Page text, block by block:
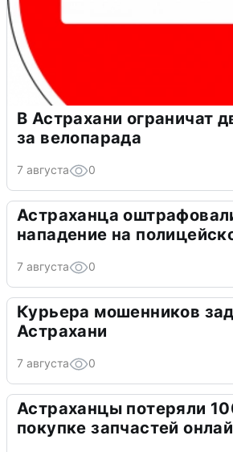
В Астрахани ограничат
за велопарада
7 августа 0
Астраханца
нападение на
7 августа 0
Курьера мошенников
Астрахани
7 августа 0
Астраханцы потеряли
покупке запчастей